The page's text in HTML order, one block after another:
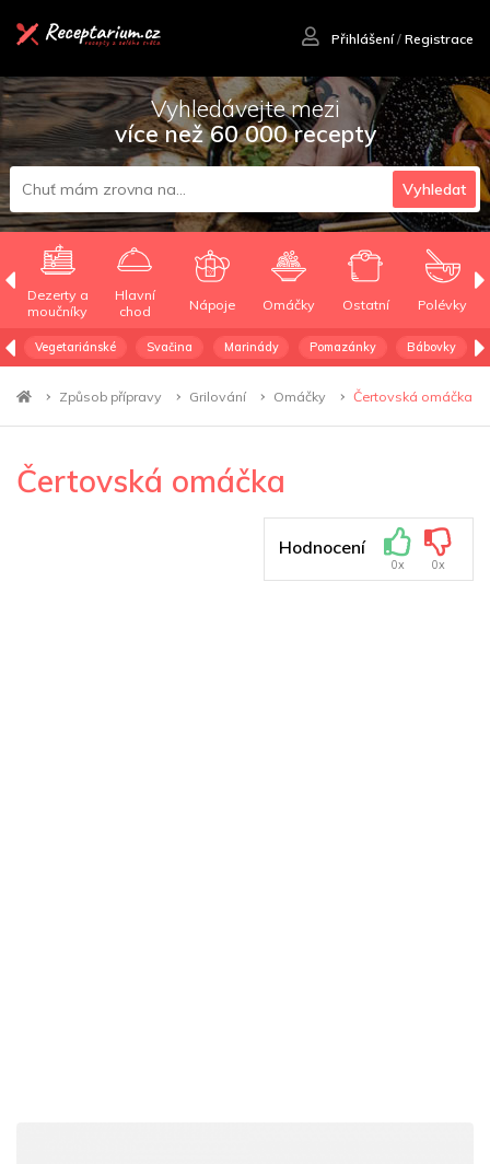
Přihlášení/ Registrace
Vyhledávejte mezi
více než 60 000 recepty
Vyhledat
Dezerty a
moučníky
Hlavní
chod
Nápoje Omáčky Ostatní Polévky
Vegetariánské Svačina Marinády Pomazánky Bábovky
Způsob přípravy Grilování Omáčky Čertovská omáčka
Čertovská omáčka
Hodnocení
0x 0x